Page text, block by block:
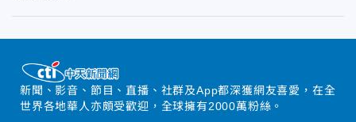
新聞、影音、節目、直播、社群及App都深獲網友喜愛，在全
世界各地華人亦頗受歡迎，全球擁有2000萬粉絲。